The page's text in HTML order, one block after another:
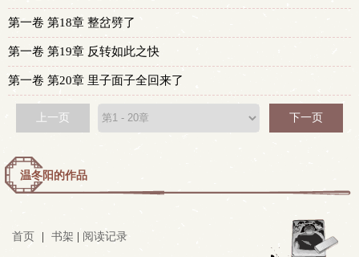
第一卷 第18章 整岔劈了
第一卷 第19章 反转如此之快
第一卷 第20章 里子面子全回来了
上一页 下一页
温冬阳的作品
首页 书架 阅读记录